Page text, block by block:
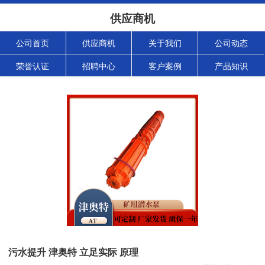
供应商机
公司首页 供应商机 关于我们 公司动态
荣誉认证 招聘中心 客户案例 产品知识
污水提升 津奥特 立足实际 原理